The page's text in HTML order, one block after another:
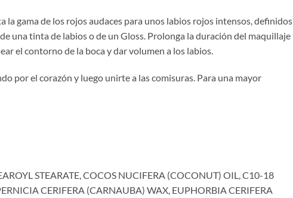
gama de los rojos audaces para unos labios rojos intensos, definidos
una tinta de labios o de un Gloss. Prolonga la duración del maquillaje
el contorno de la boca y dar volumen a los labios.
por el corazón y luego unirte a las comisuras. Para una mayor
STEARATE, COCOS NUCIFERA (COCONUT) OIL, C10-18
CERIFERA (CARNAUBA) WAX, EUPHORBIA CERIFERA